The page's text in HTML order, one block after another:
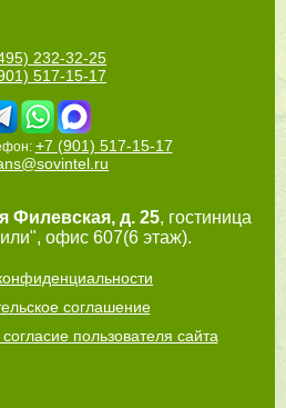
232-32-25
517-15-17
+7 (901) 517-15-17
Филевская, д. 25, гостиница
офис 607(6 этаж).
соглашение
пользователя сайта